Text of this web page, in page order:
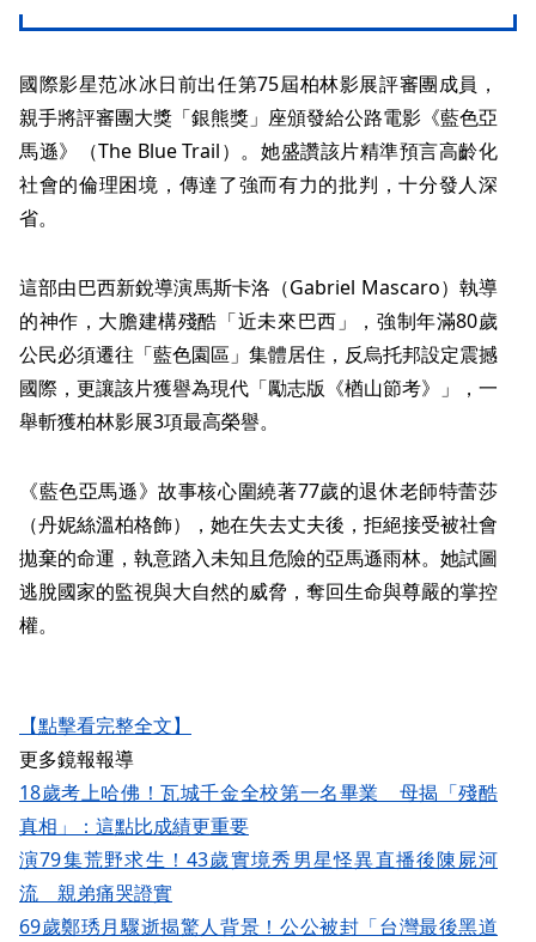
國際影星范冰冰日前出任第75屆柏林影展評審團成員，
親手將評審團大獎「銀熊獎」座頒發給公路電影《藍色亞
馬遜》（The Blue Trail）。她盛讚該片精準預言高齡化
社會的倫理困境，傳達了強而有力的批判，十分發人深
省。
這部由巴西新銳導演馬斯卡洛（Gabriel Mascaro）執導
的神作，大膽建構殘酷「近未來巴西」，強制年滿80歲
公民必須遷往「藍色園區」集體居住，反烏托邦設定震撼
國際，更讓該片獲譽為現代「勵志版《楢山節考》」，一
舉斬獲柏林影展3項最高榮譽。
《藍色亞馬遜》故事核心圍繞著77歲的退休老師特蕾莎
（丹妮絲溫柏格飾），她在失去丈夫後，拒絕接受被社會
拋棄的命運，執意踏入未知且危險的亞馬遜雨林。她試圖
逃脫國家的監視與大自然的威脅，奪回生命與尊嚴的掌控
權。
【點擊看完整全文】
更多鏡報報導
18歲考上哈佛！瓦城千金全校第一名畢業 母揭「殘酷
真相」：這點比成績更重要
演79集荒野求生！43歲實境秀男星怪異直播後陳屍河
流 親弟痛哭證實
69歲鄭琇月驟逝揭驚人背景！公公被封「台灣最後黑道